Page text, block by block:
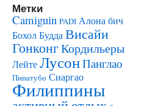
Метки
Camiguin PADI Алона бич
БохолБуддаВисайи
ГонконгКордильеры
ЛейтеЛусонПанглао
Пинатубо Сиаргао
Филиппины